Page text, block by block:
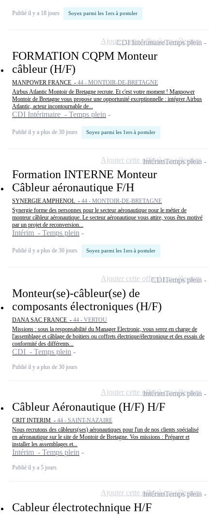
Publié il y a 18 jours Soyez parmi les 1ers à postuler
FORMATION CQPM Monteur
câbleur (H/F)
MANPOWER FRANCE - 44 - MONTOIR-DE-BRETAGNE
Airbus Atlantic Montoir de Bretagne recrute. Et c'est votre moment ! Manpower
Montoir de Bretagne vous propose une opportunité exceptionnelle : intégrer Airbus
Atlantic, acteur incontournable de...
CDI Intérimaire - Temps plein
Publié il y a plus de 30 jours Soyez parmi les 1ers à postuler
CDI IntérimaireTemps plein
Ajouter cette offre à ma sélection
Formation INTERNE Monteur
Câbleur aéronautique F/H
SYNERGIE AMPHENOL - 44 - MONTOIR-DE-BRETAGNE
Synergie forme des personnes pour le secteur aéronautique pour le métier de
monteur câbleur aéronautique. Le secteur aéronautique vous attire, vous êtes motivé
par un projet de reconversion...
Intérim - Temps plein
Publié il y a plus de 30 jours Soyez parmi les 1ers à postuler
IntérimTemps plein
Ajouter cette offre à ma sélection
Monteur(se)-câbleur(se) de
composants électroniques (H/F)
DANA SAC FRANCE - 44 - VERTOU
Missions : sous la responsabilité du Manager Electronic, vous serez en charge de
l'assemblage et câblage de boitiers ou coffrets électrique/électronique et des essais de
conformité des différents...
CDI - Temps plein
Publié il y a plus de 30 jours
CDITemps plein
Ajouter cette offre à ma sélection
Câbleur Aéronautique (H/F) H/F
CRIT INTERIM - 44 - SAINT-NAZAIRE
Nous recrutons des câbleurs(ses) aéronautiques pour l'un de nos clients spécialisé
en aéronautique sur le site de Montoir de Bretagne. Vos missions : Préparer et
installer les assemblages et...
Intérim - Temps plein
Publié il y a 5 jours
IntérimTemps plein
Ajouter cette offre à ma sélection
Cableur électrotechnique H/F
IntérimTemps plein
Ajouter cette offre à ma sélection